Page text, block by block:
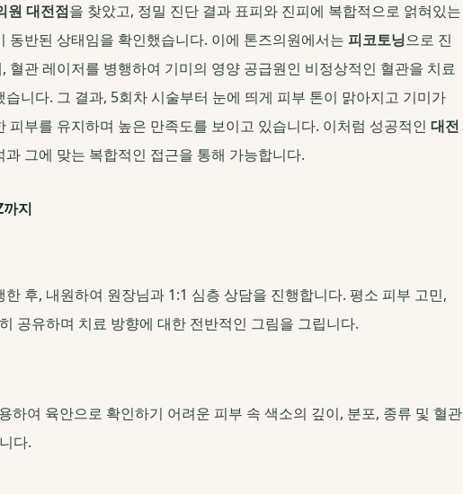
원 대전점을 찾았고, 정밀 진단 결과 표피와 진피에 복합적으로 얽혀있는
동반된 상태임을 확인했습니다. 이에 톤즈의원에서는 피코토닝으로 진
혈관 레이저를 병행하여 기미의 영양 공급원인 비정상적인 혈관을 치료
습니다. 그 결과, 5회차 시술부터 눈에 띄게 피부 톤이 맑아지고 기미가
피부를 유지하며 높은 만족도를 보이고 있습니다. 이처럼 성공적인 대전
그에 맞는 복합적인 접근을 통해 가능합니다.
지
후, 내원하여 원장님과 1:1 심층 상담을 진행합니다. 평소 피부 고민,
공유하며 치료 방향에 대한 전반적인 그림을 그립니다.
하여 육안으로 확인하기 어려운 피부 속 색소의 깊이, 분포, 종류 및 혈관
다.